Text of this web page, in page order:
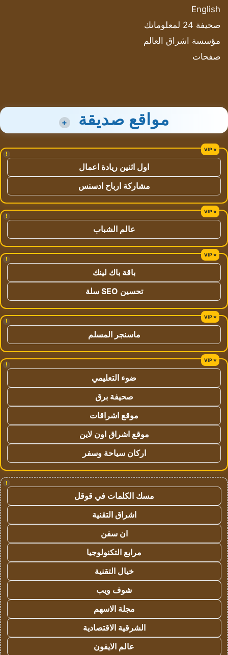
English
صحيفة 24 لمعلوماتك
مؤسسة اشراق العالم
صفحات
مواقع صديقة +
!
اول اثنين ريادة اعمال
مشاركة ارباح ادسنس
!
عالم الشباب
!
باقة باك لينك
تحسين SEO سلة
!
ماسنجر المسلم
!
ضوء التعليمي
صحيفة برق
موقع اشراقات
موقع اشراق اون لاين
اركان سياحة وسفر
!
مسك الكلمات في قوقل
اشراق التقنية
ان سفن
مرابع التكنولوجيا
خيال التقنية
شوف ويب
مجلة الاسهم
الشرقية الاقتصادية
عالم الايفون